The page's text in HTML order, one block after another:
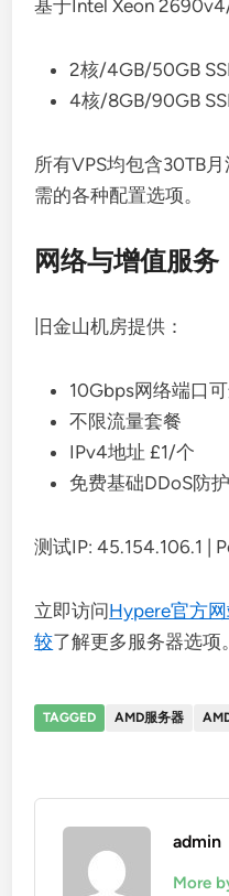
基于Intel Xeon
2核/4GB/50GB
4核/8GB/90GB
所有VPS均包含30TB
需的各种配置选项。
网络与增值服务
旧金山机房提供：
10Gbps网络端口
不限流量套餐
IPv4地址 £1/个
免费基础DDoS防护
测试IP: 45.154.106.1 |
立即访问Hypere官方
较了解更多服务器选项。
TAGGED ​​AMD服务器​​
admin
More